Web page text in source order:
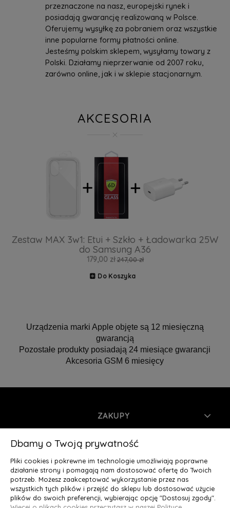
przeznaczone na nasz, europejski rynek i
posiadają gwarancję realizowaną w Polsce.
Oferujemy wysyłkę za pobraniem oraz wszystkie
inne popularne formy płatności online.
Jesteśmy polskim sklepem, wysyłamy towary z
Polski. Działamy nieprzerwanie od 2007 roku,
zarówno online, jak i w sklepie stacjonarnym.
AKCESORIA
Zestaw MAX 3w1: Etui + Szkło + Ładowarka 25W
do Samsung A36
179,00 zł 247,00 zł
Do Koszyka
Urządzenia marki Apple objęte są 12 miesięczną
gwarancją
Pozostałe produkty posiadają 24 miesiące gwarancji
Akcesoria GSM 6 miesięcy
ZAKUPY
INFORMACJE
MOJE KONTO
O NAS
Dbamy o Twoją prywatność
Pliki cookies i pokrewne im technologie umożliwiają poprawne
działanie strony i pomagają nam dostosować ofertę do Twoich
potrzeb. Możesz zaakceptować wykorzystanie przez nas
wszystkich tych plików i przejść do sklepu lub dostosować użycie
plików do swoich preferencji, wybierając opcję "Dostosuj zgody".